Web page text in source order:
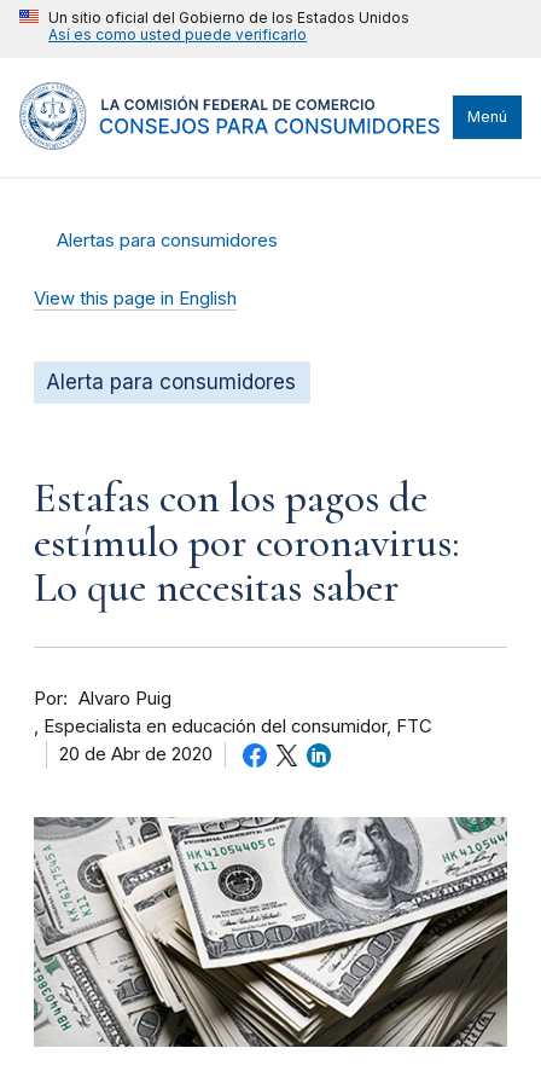
Un sitio oficial del Gobierno de los Estados Unidos
Así es como usted puede verificarlo
Menú
Alertas para consumidores
View this page in English
Alerta para consumidores
Estafas con los pagos de
estímulo por coronavirus:
Lo que necesitas saber
Por
Alvaro Puig
Especialista en educación del consumidor, FTC
20 de Abr de 2020